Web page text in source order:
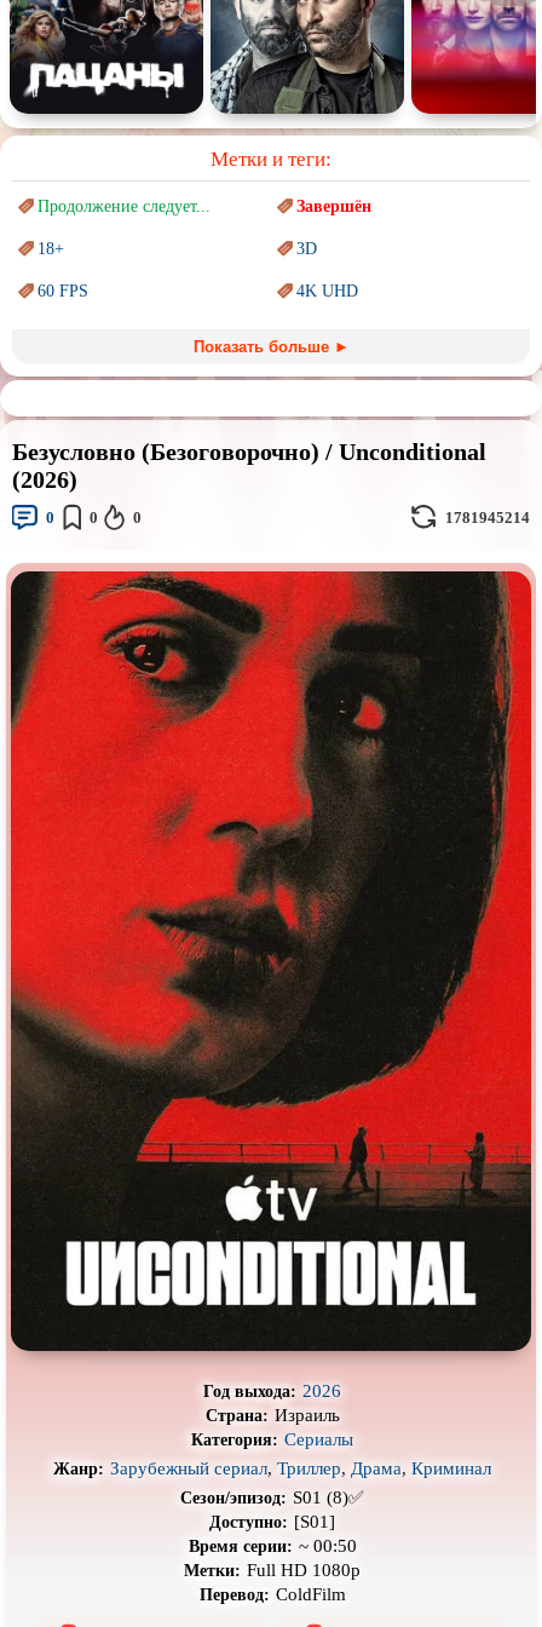
Метки и теги:
Продолжение следует... Завершён
18+ 3D
60 FPS 4K UHD
Marvel PIXAR
Sci-Fi (Научнаяфантастика) Trash (трэш) movies
Авангард иСюрреализм Ангелы и Демоны
Аниме
Дорамы Индийское кино
Киберпанк Коллекция
Комикс Маги и Волшебники
Новогодние
Основанное на
реальных
событиях
Параллельные миры
Гоблина Перевод Кубик в Кубе
Пеплум
жестокость Постапокалипсис
Про акул
Про богов
Про богатых Про вампиров
Про ведьм Про викингов
Про выживание Про гангстеров
Про гонки Про деревню
Про динозавров Про драконов
Про инопланетян
Про корабли и подводные
Про пиратов
Про подростков Про путешествияво времени
Про рыцарей
Про собак
Про супергероев
Показать больше ►
Безусловно (Безоговорочно) / Unconditional
(2026)
0 0 0 1781945214
Год выхода: 2026
Страна: Израиль
Категория: Сериалы
Жанр: Зарубежный сериал, Триллер, Драма, Криминал
Сезон/эпизод: S01 (8)✅
Доступно: [S01]
Время серии: ~ 00:50
Метки: Full HD 1080p
Перевод: ColdFilm